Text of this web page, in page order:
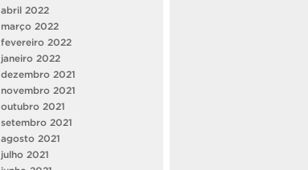
abril 2022
março 2022
fevereiro 2022
janeiro 2022
dezembro 2021
novembro 2021
outubro 2021
setembro 2021
agosto 2021
julho 2021